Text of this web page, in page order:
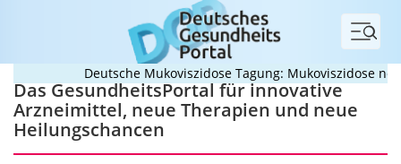
Menü
Deutsche Mukoviszidose Tagung: Mukoviszidose neu
Das GesundheitsPortal für innovative
Arzneimittel, neue Therapien und neue
Heilungschancen